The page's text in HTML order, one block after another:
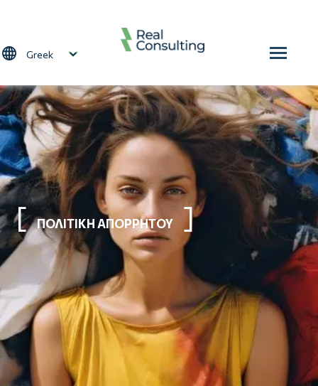
Select your language
ΠΟΛΙΤΙΚΗ ΑΠΟΡΡΗΤΟΥ